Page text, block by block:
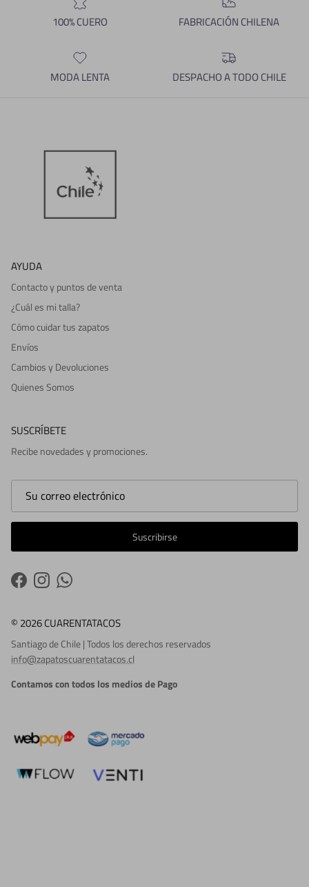
100% CUERO FABRICACIÓN CHILENA
MODA LENTA DESPACHO A TODO CHILE
AYUDA
Contacto y puntos de venta
¿Cuál es mi talla?
Cómo cuidar tus zapatos
Envíos
Cambios y Devoluciones
Quienes Somos
SUSCRÍBETE
Recibe novedades y promociones.
Suscribirse
FacebookInstagramWhatsApp
© 2026 CUARENTATACOS
Santiago de Chile | Todos los derechos reservados
info@zapatoscuarentatacos.cl
Contamos con todos los medios de Pago